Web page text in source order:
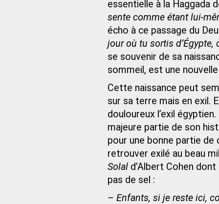
essentielle à la Haggada
sente comme étant lui-
écho à ce passage du
jour où tu sortis d’Égypte,
se souvenir de sa
sommeil, est une
Cette naissance peut
sur sa terre mais en exil.
douloureux l’exil
majeure partie de son
pour une bonne partie de
retrouver exilé au beau
Solal d’Albert Cohen
pas de sel :
– Enfants, si je reste ici,